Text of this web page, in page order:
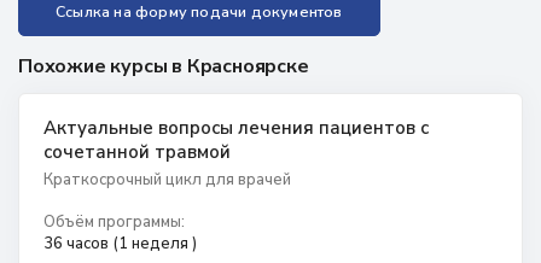
Ссылка на форму подачи документов
Похожие курсы в Красноярске
Актуальные вопросы лечения пациентов с
сочетанной травмой
Краткосрочный цикл для врачей
Объём программы:
36 часов (1 неделя )